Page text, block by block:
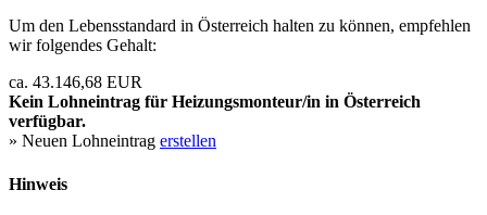
Um den Lebensstandard in Österreich halten zu können, empfehlen
wir folgendes Gehalt:
ca. 43.146,68 EUR
Kein Lohneintrag für Heizungsmonteur/in in Österreich
verfügbar.
» Neuen Lohneintrag erstellen
Hinweis